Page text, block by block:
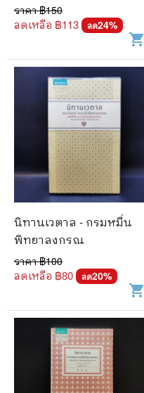
ราคา ฿150
ลดเหลือ ฿113 ลด24%
shopping_cart
นิทานเวตาล - กรมหมื่น
พิทยาลงกรณ
ราคา ฿100
ลดเหลือ ฿80 ลด20%
shopping_cart